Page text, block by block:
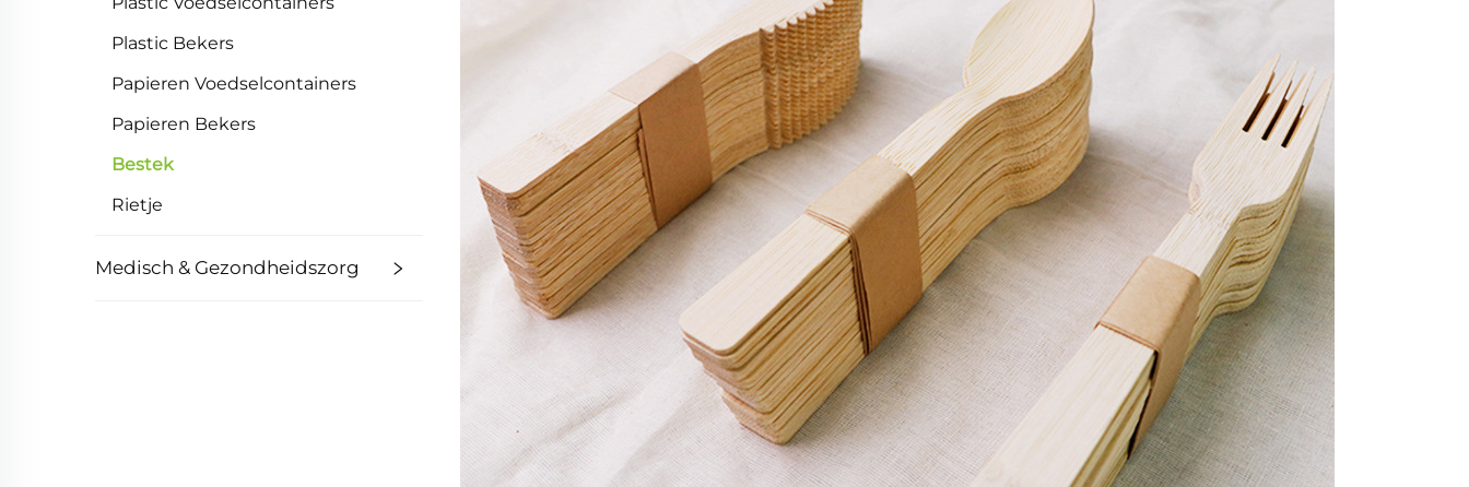
Plastic Bekers
Papieren Voedselcontainers
Papieren Bekers
Bestek
Rietje
Medisch & Gezondheidszorg